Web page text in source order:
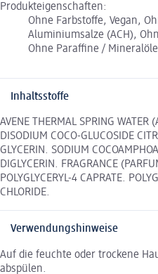
Produkteigenschaften:
Ohne Farbstoffe, Vegan,
Aluminiumsalze (ACH),
Ohne Paraffine / Mineralöle
Inhaltsstoffe
AVENE THERMAL SPRING WATER
DISODIUM COCO-GLUCOSIDE
GLYCERIN. SODIUM
DIGLYCERIN. FRAGRANCE
POLYGLYCERYL-4 CAPRATE.
CHLORIDE.
Verwendungshinweise
Auf die feuchte oder trockene
abspülen.